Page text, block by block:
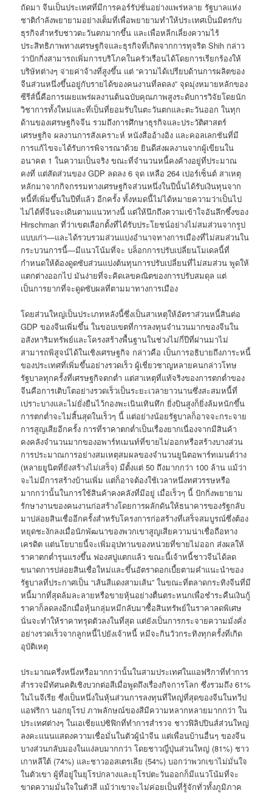
ถัดมา จีนเป็นประเทศที่มีการคอร์รัปชั่นอย่างแพร่หลาย รัฐบาลแห่ง
ชาติกำลังพยายามอย่างเต็มที่เพื่อพยายามทำให้ประเทศเป็นมิตรกับ
ธุรกิจสำหรับชาวตะวันตกมากขึ้น และเพื่อหลีกเลี่ยงความไร้
ประสิทธิภาพทางเศรษฐกิจและธุรกิจที่เกิดจากการทุจริต Shih กล่าว
ว่าปักกิ่งสามารถเพิ่มการบริโภคในครัวเรือนได้โดยการเรียกร้องให้
บริษัทต่างๆ จ่ายค่าจ้างที่สูงขึ้น แต่ “ความได้เปรียบด้านการผลิตของ
จีนส่วนหนึ่งขึ้นอยู่กับรายได้ของคนงานที่ลดลง” จุดมุ่งหมายหลักของ
ซีรีส์นี้คือการเผยแพร่ผลงานต้นฉบับคุณภาพสูงระดับการวิจัยโดยนัก
วิชาการทั้งใหม่และที่เป็นที่ยอมรับในตะวันตกและตะวันออก ในทุก
ด้านของเศรษฐกิจจีน รวมถึงการศึกษาธุรกิจและประวัติศาสตร์
เศรษฐกิจ ผลงานการสังเคราะห์ หนังสืออ้างอิง และคอลเลกชันที่มี
การแก้ไขจะได้รับการพิจารณาด้วย ยินดีส่งผลงานจากผู้เขียนใน
อนาคต 1 ในความเป็นจริง ขณะที่จำนวนหนี้คงค้างอยู่ที่ประมาณ
คงที่ แต่สัดส่วนของ GDP ลดลง 6 จุด เหลือ 264 เปอร์เซ็นต์ สาเหตุ
หลักมาจากกิจกรรมทางเศรษฐกิจส่วนหนึ่งในปีนั้นได้รับเงินทุนจาก
หนี้ที่เพิ่มขึ้นในปีที่แล้ว อีกครั้ง ทั้งหมดนี้ไม่ได้หมายความว่าเป็นไป
ไม่ได้ที่จีนจะเดินตามแนวทางนี้ แต่ให้นึกถึงความเข้าใจอันลึกซึ้งของ
Hirschman ที่ว่าเขตเลือกตั้งที่ได้รับประโยชน์อย่างไม่สมส่วนจากรูป
แบบเก่า—และได้รวบรวมส่วนแบ่งอำนาจทางการเมืองที่ไม่สมส่วนใน
กระบวนการนี้—มีแนวโน้มที่จะ บล็อกการปรับเปลี่ยนโมเดลนี้ที่
กำหนดให้ต้องดูดซับส่วนแบ่งต้นทุนการปรับเปลี่ยนที่ไม่สมส่วน พูดให้
แตกต่างออกไป มันง่ายที่จะคิดเลขคณิตของการปรับสมดุล แต่
เป็นการยากที่จะดูดซับผลที่ตามมาทางการเมือง
โดยส่วนใหญ่เป็นประเภทหลังนี้ซึ่งเป็นสาเหตุให้อัตราส่วนหนี้สินต่อ
GDP ของจีนเพิ่มขึ้น ในขอบเขตที่การลงทุนจำนวนมากของจีนใน
อสังหาริมทรัพย์และโครงสร้างพื้นฐานในช่วงไม่กี่ปีที่ผ่านมาไม่
สามารถพิสูจน์ได้ในเชิงเศรษฐกิจ กล่าวคือ เป็นการอธิบายถึงภาระหนี้
ของประเทศที่เพิ่มขึ้นอย่างรวดเร็ว ผู้เชี่ยวชาญหลายคนกล่าวโทษ
รัฐบาลทุกครั้งที่เศรษฐกิจตกต่ำ แต่สาเหตุที่แท้จริงของการตกต่ำของ
จีนคือการเติบโตอย่างรวดเร็วเป็นระยะเวลายาวนานซึ่งสะสมหนี้ที่
เปราะบางและไม่ยั่งยืนไว้กองพะเนินเทินทึก ยิ่งบินสูงก็ยิ่งล้มหนักขึ้น
การตกต่ำจะไม่สิ้นสุดในเร็วๆ นี้ แต่อย่างน้อยรัฐบาลก็อาจจะกระจาย
การสูญเสียอีกครั้ง การที่ราคาตกต่ำเป็นเรื่องยากเนื่องจากมีสินค้า
คงคลังจำนวนมากของอพาร์ทเมนท์ที่ขายไม่ออกหรือสร้างบางส่วน
การประมาณการอย่างสมเหตุสมผลของจำนวนยูนิตอพาร์ทเมนต์ว่าง
(หลายยูนิตที่ยังสร้างไม่เสร็จ) มีตั้งแต่ 50 ถึงมากกว่า 100 ล้าน แม้ว่า
จะไม่มีการสร้างบ้านเพิ่ม แต่ก็อาจต้องใช้เวลาหนึ่งทศวรรษหรือ
มากกว่านั้นในการใช้สินค้าคงคลังที่มีอยู่ เมื่อเร็วๆ นี้ ปักกิ่งพยายาม
รักษางานของคนงานก่อสร้างโดยการผลักดันให้ธนาคารของรัฐกลับ
มาปล่อยสินเชื่ออีกครั้งสำหรับโครงการก่อสร้างที่เสร็จสมบูรณ์ซึ่งต้อง
หยุดชะงักลงเมื่อนักพัฒนาของพวกเขาสูญเสียความน่าเชื่อถือทาง
เครดิต แต่นโยบายนี้จะเพิ่มอุปทานของหน่วยที่ขายไม่ออก ส่งผลให้
ราคาตกต่ำรุนแรงขึ้น ฟองสบู่แตกแล้ว ขณะนี้เจ้าหนี้ชาวจีนได้ลด
ขนาดการปล่อยสินเชื่อใหม่และขึ้นอัตราดอกเบี้ยตามคำแนะนำของ
รัฐบาลที่ประกาศเป็น “เส้นสีแดงสามเส้น” ในขณะที่ตลาดกระทิงจีนที่มี
หนี้มากที่สุดล้มละลายหรือขายหุ้นอย่างตื่นตระหนกเพื่อชำระคืนเงินกู้
ราคาก็ลดลงอีกเมื่อหุ้นกลุ่มหมีกลับมาซื้อสินทรัพย์ในราคาลดพิเศษ
นั่นจะทำให้ราคาทรุดตัวลงในที่สุด แต่ยังเป็นการกระจายความมั่งคั่ง
อย่างรวดเร็วจากลูกหนี้ไปยังเจ้าหนี้ หมีจะกินวัวกระทิงทุกครั้งที่เกิด
อุบัติเหตุ
ประมาณครึ่งหนึ่งหรือมากกว่านั้นในสามประเทศในแอฟริกาที่ทำการ
สำรวจมีทัศนคติเชิงบวกต่อสีเมื่อพูดถึงเรื่องกิจการโลก ซึ่งรวมถึง 61%
ในไนจีเรีย ซึ่งเป็นหนึ่งในหุ้นส่วนการลงทุนที่ใหญ่ที่สุดของจีนในทวีป
แอฟริกา นอกยุโรป ภาพลักษณ์ของสีมีความหลากหลายมากกว่า ใน
ประเทศต่างๆ ในเอเชียแปซิฟิกที่ทำการสำรวจ ชาวฟิลิปปินส์ส่วนใหญ่
ลงคะแนนแสดงความเชื่อมั่นในตัวผู้นำจีน แต่เพื่อนบ้านอื่นๆ ของจีน
บางส่วนกลับมองในแง่ลบมากกว่า โดยชาวญี่ปุ่นส่วนใหญ่ (81%) ชาว
เกาหลีใต้ (74%) และชาวออสเตรเลีย (54%) บอกว่าพวกเขาไม่มั่นใจ
ในตัวเขา ผู้ที่อยู่ในยุโรปกลางและยุโรปตะวันออกก็มีแนวโน้มที่จะ
ขาดความมั่นใจในตัวสี แม้ว่าเขาจะไม่ค่อยเป็นที่รู้จักทั่วทั้งภูมิภาค